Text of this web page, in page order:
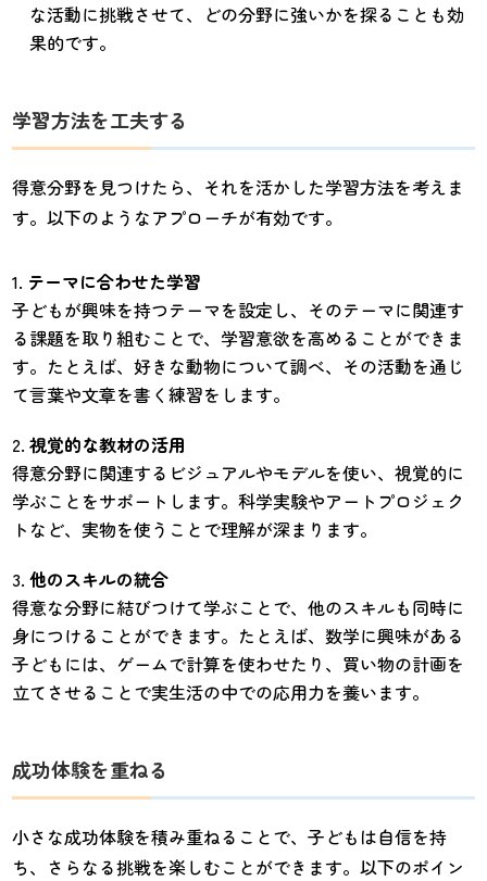
な活動に挑戦させて、どの分野に強いかを探ることも効
果的です。
学習方法を工夫する
得意分野を見つけたら、それを活かした学習方法を考えま
す。以下のようなアプローチが有効です。
テーマに合わせた学習
子どもが興味を持つテーマを設定し、そのテーマに関連す
る課題を取り組むことで、学習意欲を高めることができま
す。たとえば、好きな動物について調べ、その活動を通じ
て言葉や文章を書く練習をします。
視覚的な教材の活用
得意分野に関連するビジュアルやモデルを使い、視覚的に
学ぶことをサポートします。科学実験やアートプロジェク
トなど、実物を使うことで理解が深まります。
他のスキルの統合
得意な分野に結びつけて学ぶことで、他のスキルも同時に
身につけることができます。たとえば、数学に興味がある
子どもには、ゲームで計算を使わせたり、買い物の計画を
立てさせることで実生活の中での応用力を養います。
成功体験を重ねる
小さな成功体験を積み重ねることで、子どもは自信を持
ち、さらなる挑戦を楽しむことができます。以下のポイン